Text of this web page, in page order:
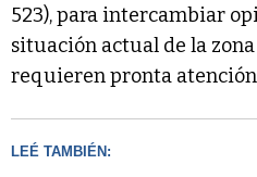
523), para intercambiar
situación actual de la
requieren pronta
LEÉ TAMBIÉN: